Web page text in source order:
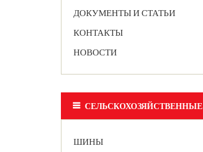
ДОКУМЕНТЫ И СТАТЬИ
КОНТАКТЫ
НОВОСТИ
СЕЛЬСКОХОЗЯЙСТВЕННЫЕ
ШИНЫ